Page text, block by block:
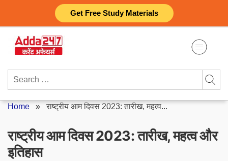
Get Free Study Materials
content
Search
Home »राष्ट्रीय आम दिवस 2023: तारीख, महत्व...
राष्ट्रीय आम दिवस 2023: तारीख, महत्व और
इतिहास